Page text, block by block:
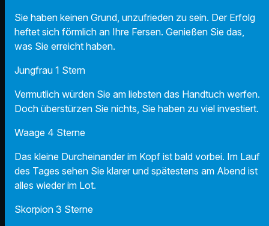
Sie haben keinen Grund, unzufrieden zu sein. Der Erfolg
heftet sich förmlich an Ihre Fersen. Genießen Sie das,
was Sie erreicht haben.
Jungfrau 1 Stern
Vermutlich würden Sie am liebsten das Handtuch werfen.
Doch überstürzen Sie nichts, Sie haben zu viel investiert.
Waage 4 Sterne
Das kleine Durcheinander im Kopf ist bald vorbei. Im Lauf
des Tages sehen Sie klarer und spätestens am Abend ist
alles wieder im Lot.
Skorpion 3 Sterne